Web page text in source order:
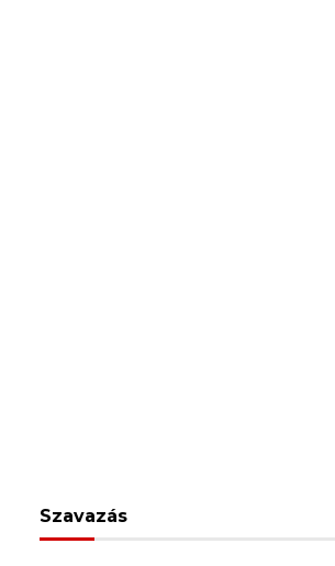
Szavazás